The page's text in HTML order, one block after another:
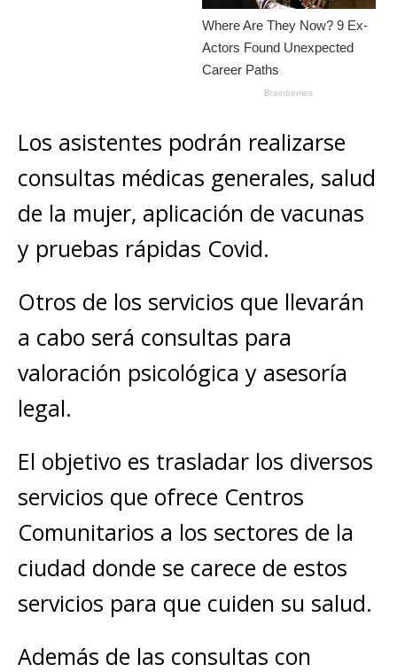
Los asistentes podrán realizarse
consultas médicas generales, salud
de la mujer, aplicación de vacunas
y pruebas rápidas Covid.
Otros de los servicios que llevarán
a cabo será consultas para
valoración psicológica y asesoría
legal.
El objetivo es trasladar los diversos
servicios que ofrece Centros
Comunitarios a los sectores de la
ciudad donde se carece de estos
servicios para que cuiden su salud.
Además de las consultas con